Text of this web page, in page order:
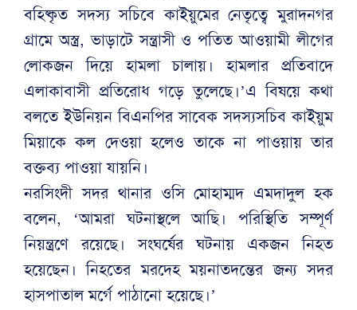
বহিষ্কৃত সদস্য সচিবে কাইয়ুমের নেতৃত্বে মুরাদনগর
গ্রামে অস্ত্র, ভাড়াটে সন্ত্রাসী ও পতিত আওয়ামী লীগের
লোকজন দিয়ে হামলা চালায়। হামলার প্রতিবাদে
এলাকাবাসী প্রতিরোধ গড়ে তুলেছে।’এ বিষয়ে কথা
বলতে ইউনিয়ন বিএনপির সাবেক সদস্যসচিব কাইয়ুম
মিয়াকে কল দেওয়া হলেও তাকে না পাওয়ায় তার
বক্তব্য পাওয়া যায়নি।
নরসিংদী সদর থানার ওসি মোহাম্মদ এমদাদুল হক
বলেন, ‘আমরা ঘটনাস্থলে আছি। পরিস্থিতি সম্পূর্ণ
নিয়ন্ত্রণে রয়েছে। সংঘর্ষের ঘটনায় একজন নিহত
হয়েছেন। নিহতের মরদেহ ময়নাতদন্তের জন্য সদর
হাসপাতাল মর্গে পাঠানো হয়েছে।’